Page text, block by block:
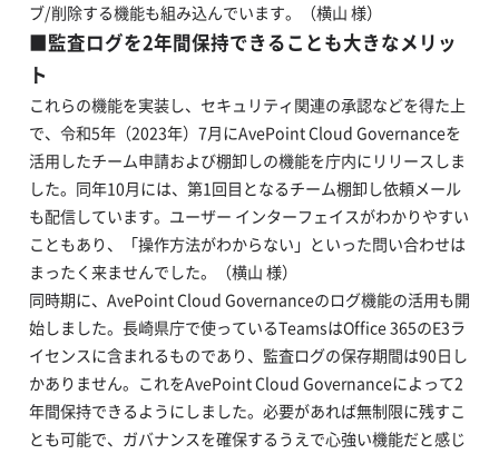
ブ/削除する機能も組み込んでいます。（横山 様）
■監査ログを2年間保持できることも大きなメリッ
ト
これらの機能を実装し、セキュリティ関連の承認などを得た上
で、令和5年（2023年）7月にAvePoint Cloud Governanceを
活用したチーム申請および棚卸しの機能を庁内にリリースしま
した。同年10月には、第1回目となるチーム棚卸し依頼メール
も配信しています。ユーザー インターフェイスがわかりやすい
こともあり、「操作方法がわからない」といった問い合わせは
まったく来ませんでした。（横山 様）
同時期に、AvePoint Cloud Governanceのログ機能の活用も開
始しました。長崎県庁で使っているTeamsはOffice 365のE3ラ
イセンスに含まれるものであり、監査ログの保存期間は90日し
かありません。これをAvePoint Cloud Governanceによって2
年間保持できるようにしました。必要があれば無制限に残すこ
とも可能で、ガバナンスを確保するうえで心強い機能だと感じ